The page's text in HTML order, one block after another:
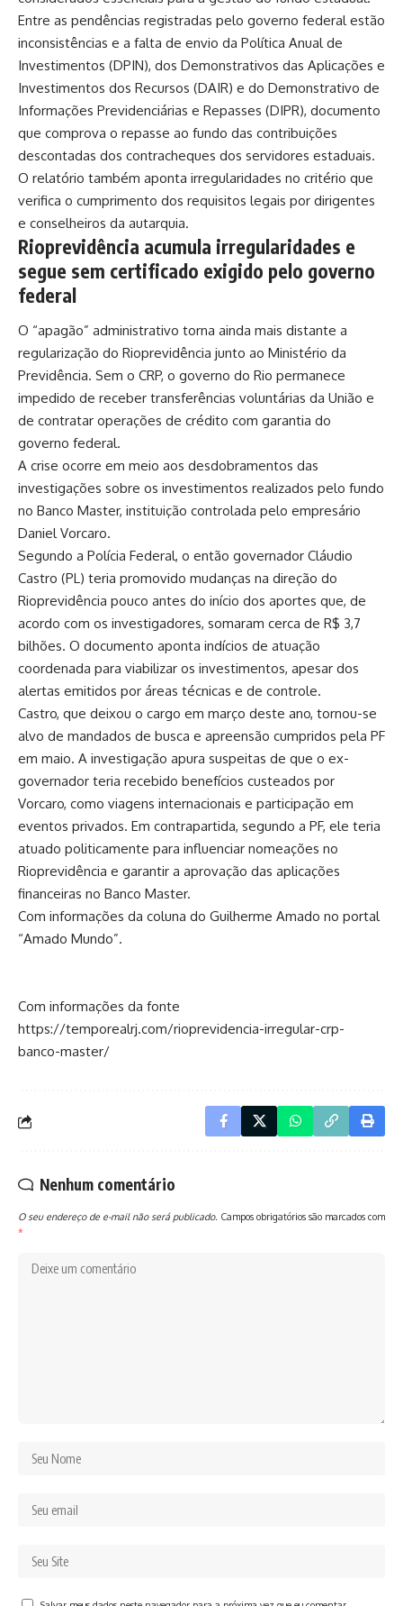
Entre as pendências registradas pelo governo federal estão
inconsistências e a falta de envio da Política Anual de
Investimentos (DPIN), dos Demonstrativos das Aplicações e
Investimentos dos Recursos (DAIR) e do Demonstrativo de
Informações Previdenciárias e Repasses (DIPR), documento
que comprova o repasse ao fundo das contribuições
descontadas dos contracheques dos servidores estaduais.
O relatório também aponta irregularidades no critério que
verifica o cumprimento dos requisitos legais por dirigentes
e conselheiros da autarquia.
Rioprevidência acumula irregularidades e
segue sem certificado exigido pelo governo
federal
O “apagão” administrativo torna ainda mais distante a
regularização do Rioprevidência junto ao Ministério da
Previdência. Sem o CRP, o governo do Rio permanece
impedido de receber transferências voluntárias da União e
de contratar operações de crédito com garantia do
governo federal.
A crise ocorre em meio aos desdobramentos das
investigações sobre os investimentos realizados pelo fundo
no Banco Master, instituição controlada pelo empresário
Daniel Vorcaro.
Segundo a Polícia Federal, o então governador Cláudio
Castro (PL) teria promovido mudanças na direção do
Rioprevidência pouco antes do início dos aportes que, de
acordo com os investigadores, somaram cerca de R$ 3,7
bilhões. O documento aponta indícios de atuação
coordenada para viabilizar os investimentos, apesar dos
alertas emitidos por áreas técnicas e de controle.
Castro, que deixou o cargo em março deste ano, tornou-se
alvo de mandados de busca e apreensão cumpridos pela PF
em maio. A investigação apura suspeitas de que o ex-
governador teria recebido benefícios custeados por
Vorcaro, como viagens internacionais e participação em
eventos privados. Em contrapartida, segundo a PF, ele teria
atuado politicamente para influenciar nomeações no
Rioprevidência e garantir a aprovação das aplicações
financeiras no Banco Master.
Com informações da coluna do Guilherme Amado no portal
“Amado Mundo”.
Com informações da fonte
https://temporealrj.com/rioprevidencia-irregular-crp-
banco-master/
Nenhum comentário
O seu endereço de e-mail não será publicado. Campos obrigatórios são marcados com
*